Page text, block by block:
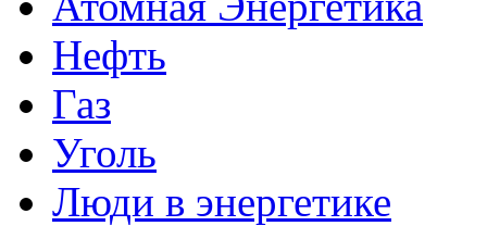
Нефть
Газ
Уголь
Люди в энергетике